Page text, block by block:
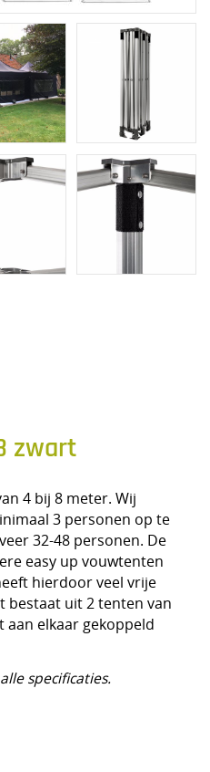
zwart
4 bij 8 meter. Wij
3 personen op te
32-48 personen. De
easy up vouwtenten
hierdoor veel vrije
bestaat uit 2 tenten van
aan elkaar gekoppeld
specificaties.